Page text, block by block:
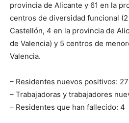
provincia de Alicante y 61 en la
centros de diversidad funcional
Castellón, 4 en la provincia de
de Valencia) y 5 centros de
Valencia.
– Residentes nuevos positivos: 27
– Trabajadoras y trabajadores
– Residentes que han fallecido: 4